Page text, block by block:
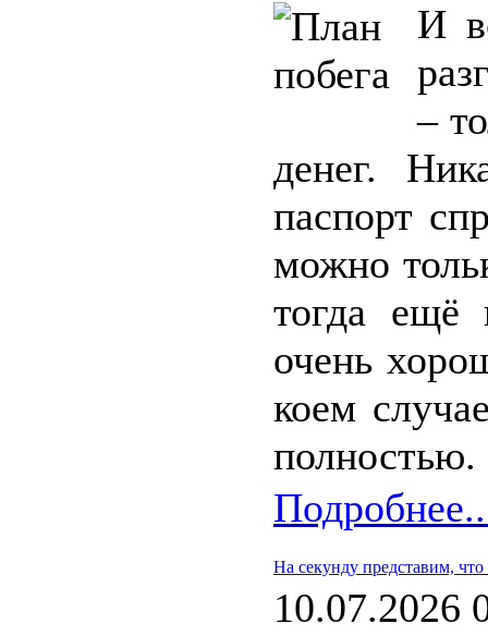
И
–
денег.
паспорт
можно
тогда
очень
коем
полностью.
На секунду представим, что
10.07.2026